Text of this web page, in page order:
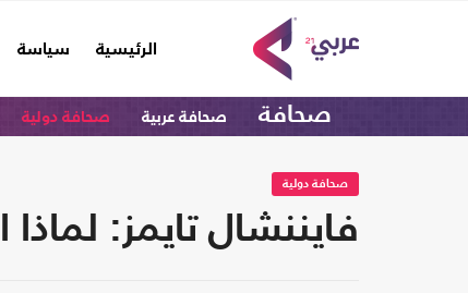
الرئيسية
(current) سياسة
صحافة صحافة عربية صحافة دولية
صحافة دولية
فايننشال تايمز: